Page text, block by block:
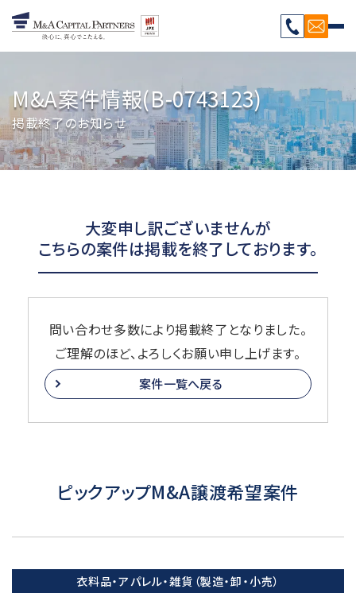
M&A案件情報(B-0743123)
掲載終了のお知らせ
大変申し訳ございませんが
こちらの案件は掲載を終了しております。
問い合わせ多数により掲載終了となりました。
ご理解のほど、よろしくお願い申し上げます。
案件一覧へ戻る
ピックアップM&A譲渡希望案件
衣料品・アパレル・雑貨（製造・卸・小売）